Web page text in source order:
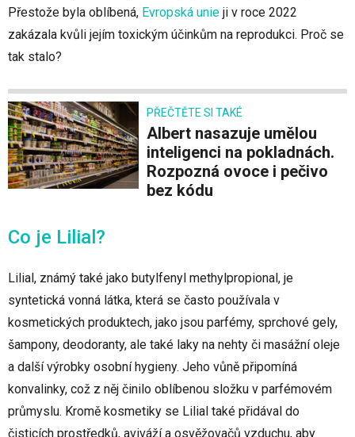
Přestože byla oblíbená, Evropská unie ji v roce 2022
zakázala kvůli jejím toxickým účinkům na reprodukci. Proč se
tak stalo?
PŘEČTĚTE SI TAKÉ
Albert nasazuje umělou
inteligenci na pokladnách.
Rozpozná ovoce i pečivo
bez kódu
Co je Lilial?
Lilial, známý také jako butylfenyl methylpropional, je
syntetická vonná látka, která se často používala v
kosmetických produktech, jako jsou parfémy, sprchové gely,
šampony, deodoranty, ale také laky na nehty či masážní oleje
a další výrobky osobní hygieny. Jeho vůně připomíná
konvalinky, což z něj činilo oblíbenou složku v parfémovém
průmyslu. Kromě kosmetiky se Lilial také přidával do
čisticích prostředků, aviváží a osvěžovačů vzduchu, aby